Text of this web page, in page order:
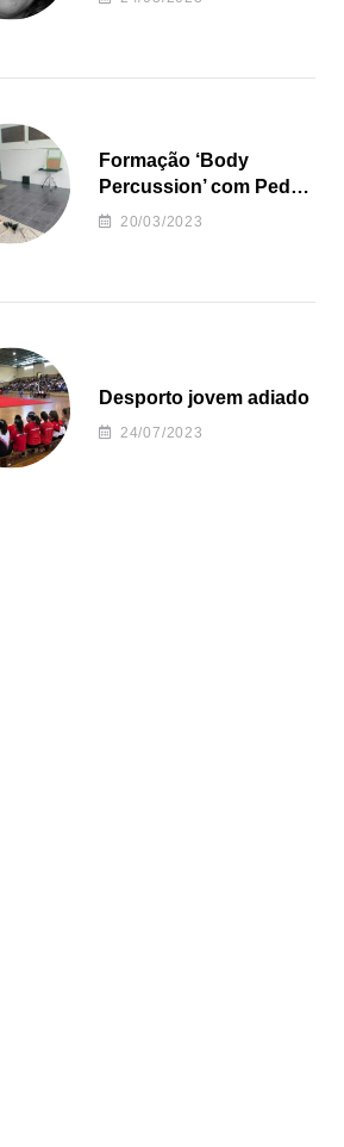
Formação ‘Body
Percussion’ com Pedro
Almeida
20/03/2023
Desporto jovem adiado
24/07/2023